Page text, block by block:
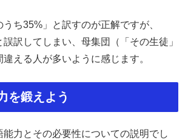
うち35%」と訳すのが正解ですが、
誤訳してしまい、母集団（「その生徒」
える人が多いように感じます。
を鍛えよう
能力とその必要性についての説明でし